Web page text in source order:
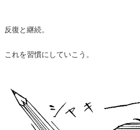
反復と継続。
これを習慣にしていこう。